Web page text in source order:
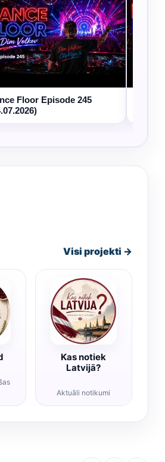
Floor Episode 245
Visi projekti →
Kas notiek
Latvijā?
Aktuāli notikumi